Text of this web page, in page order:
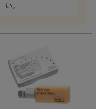
い。